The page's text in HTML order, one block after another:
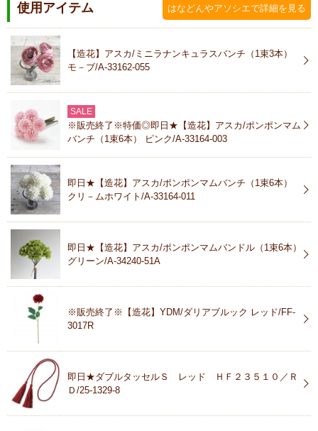
使用アイテム はなどんやアソシエで詳細を見る
【造花】アスカ/ミニラナンキュラスバンチ（1束3本）
モ－ブ/A-33162-055
SALE
※販売終了※特価◎即日★【造花】アスカ/ポンポンマム
バンチ（1束6本） ピンク/A-33164-003
即日★【造花】アスカ/ポンポンマムバンチ（1束6本）
クリ－ムホワイト/A-33164-011
即日★【造花】アスカ/ポンポンマムバンドル（1束6本）
グリーン/A-34240-51A
※販売終了※【造花】YDM/ダリアブルック レッド/FF-
3017R
即日★ダブルタッセルＳ レッド ＨＦ２３５１０／Ｒ
Ｄ/25-1329-8